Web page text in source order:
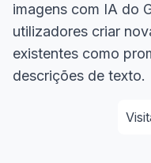
imagens com IA do
utilizadores criar
existentes como
descrições de texto.